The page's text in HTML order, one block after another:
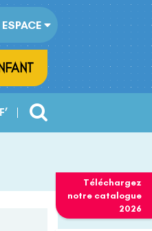
Téléchargez
notre catalogue
2026